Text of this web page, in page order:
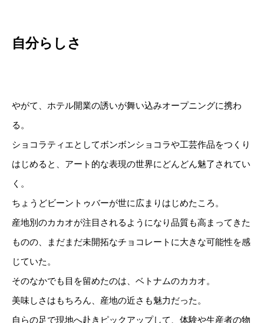
自分らしさ
やがて、ホテル開業の誘いが舞い込みオープニングに携わ
る。
ショコラティエとしてボンボンショコラや工芸作品をつくり
はじめると、アート的な表現の世界にどんどん魅了されてい
く。
ちょうどビーントゥバーが世に広まりはじめたころ。
産地別のカカオが注目されるようになり品質も高まってきた
ものの、まだまだ未開拓なチョコレートに大きな可能性を感
じていた。
そのなかでも目を留めたのは、ベトナムのカカオ。
美味しさはもちろん、産地の近さも魅力だった。
自らの足で現地へ赴きピックアップして、体験や生産者の物